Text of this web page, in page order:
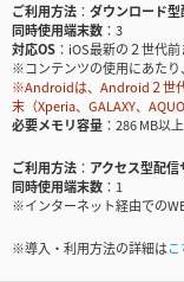
ご利用方法
ダウンロード型
同時使用端末数
3
対応OS
iOS最新の２世代
※コンテンツの使用にあた
※Androidは、Android２世
末（Xperia、GALAXY、
必要メモリ容量
286 MB以上
ご利用方法
アクセス型配信
同時使用端末数
1
※インターネット経由での
※導入・利用方法の詳細は